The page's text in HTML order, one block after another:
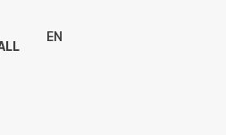
EN